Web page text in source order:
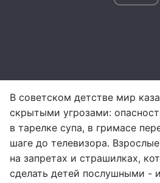
В советском детстве мир
скрытыми угрозами:
в тарелке супа, в гримасе
шаге до телевизора.
на запретах и страшилках,
сделать детей послушными -